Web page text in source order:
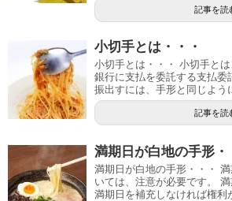
記事を読
小切手とは・・・
小切手とは・・・ 小切手とは
銀行に支払を委託する支払委
振出すには、手形と同じよう
記事を読
満期日が白地の手形・
満期日が白地の手形・・・
いては、注意が必要です。 満
満期日を補充しなければ権利